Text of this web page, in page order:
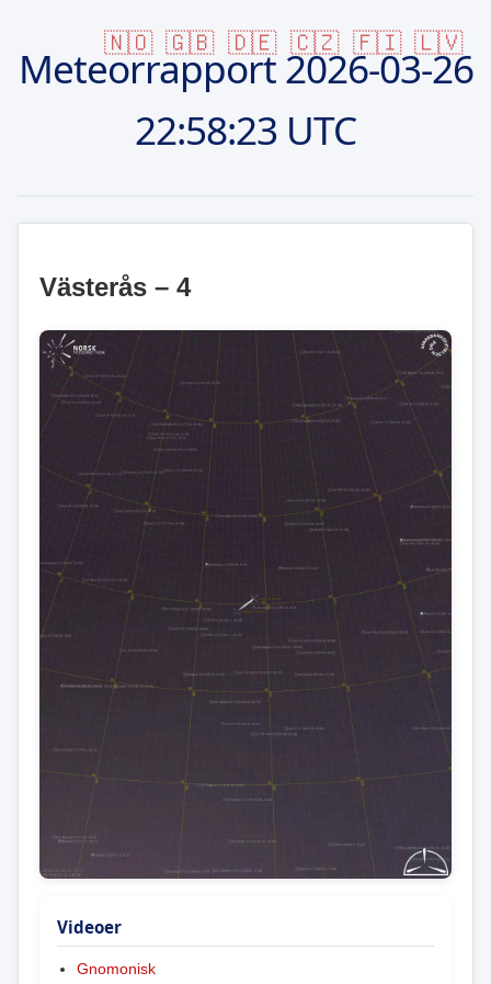
🇳🇴 🇬🇧 🇩🇪 🇨🇿 🇫🇮 🇱🇻
Meteorrapport2026-03-26
22:58:23 UTC
Västerås – 4
Videoer
Gnomonisk